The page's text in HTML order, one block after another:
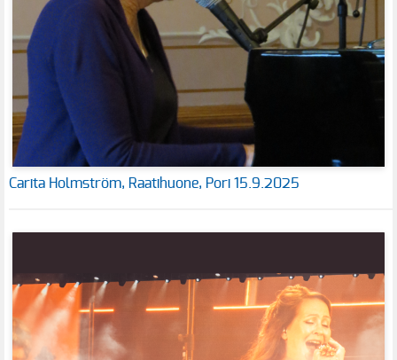
Carita Holmström, Raatihuone, Pori 15.9.2025